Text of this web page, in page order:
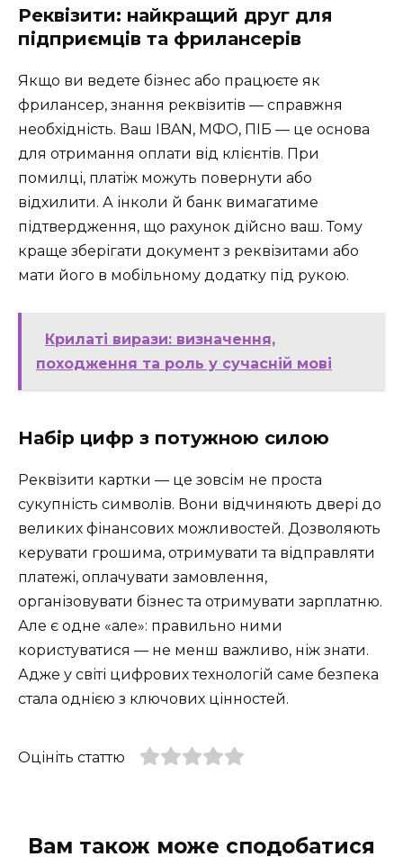
Реквізити: найкращий друг для
підприємців та фрилансерів
Якщо ви ведете бізнес або працюєте як
фрилансер, знання реквізитів — справжня
необхідність. Ваш IBAN, МФО, ПІБ — це основа
для отримання оплати від клієнтів. При
помилці, платіж можуть повернути або
відхилити. А інколи й банк вимагатиме
підтвердження, що рахунок дійсно ваш. Тому
краще зберігати документ з реквізитами або
мати його в мобільному додатку під рукою.
Крилаті вирази: визначення,
походження та роль у сучасній мові
Набір цифр з потужною силою
Реквізити картки — це зовсім не проста
сукупність символів. Вони відчиняють двері до
великих фінансових можливостей. Дозволяють
керувати грошима, отримувати та відправляти
платежі, оплачувати замовлення,
організовувати бізнес та отримувати зарплатню.
Але є одне «але»: правильно ними
користуватися — не менш важливо, ніж знати.
Адже у світі цифрових технологій саме безпека
стала однією з ключових цінностей.
Оцініть статтю
Вам також може сподобатися